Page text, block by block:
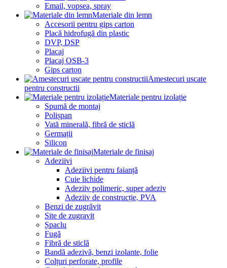
Email, vopsea, spray
Materiale din lemn
Accesorii pentru gips carton
Placă hidrofugă din plastic
DVP, DSP
Placaj
Placaj OSB-3
Gips carton
Amestecuri uscate
pentru constructii
Materiale pentru izolație
Spumă de montaj
Polișpan
Vată minerală, fibră de sticlă
Germații
Silicon
Materiale de finisaj
Adeziivi
Adeziivi pentru faianță
Cuie lichide
Adeziiv polimeric, super adeziv
Adeziiv de construcție, PVA
Benzi de zugrăvit
Site de zugravit
Șpaclu
Fugă
Fibră de sticlă
Bandă adezivă, benzi izolante, folie
Colțuri perforate, profile